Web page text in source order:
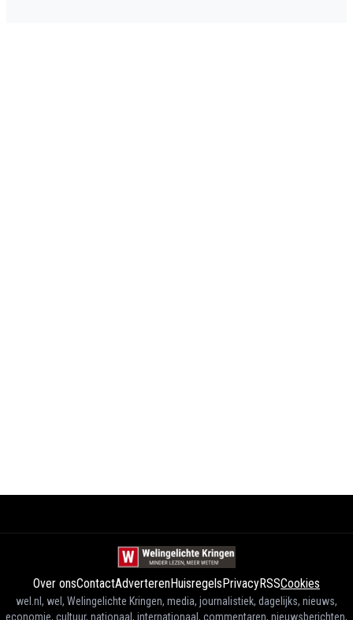
Over onsContactAdverterenHuisregelsPrivacyRSSCookies
wel.nl, wel, Welingelichte Kringen, media, journalistiek, dagelijks, nieuws,
economie, cultuur, nationaal, internationaal, commentaren, nieuwsberichten,